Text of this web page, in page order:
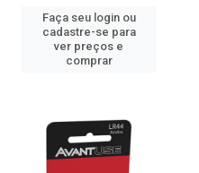
Faça seu login ou
cadastre-se para
ver preços e
comprar